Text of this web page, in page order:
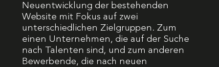
Neuentwicklung der bestehenden
Website mit Fokus auf zwei
unterschiedlichen Zielgruppen. Zum
einen Unternehmen, die auf der Suche
nach Talenten sind, und zum anderen
Bewerbende, die nach neuen